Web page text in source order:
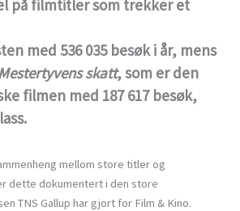
på filmtitler som trekker et
med 536 035 besøk i år, mens
skatt, som er den
filmen med 187 617 besøk,
mellom store titler og
dette dokumentert i den store
TNS Gallup har gjort for Film & Kino.